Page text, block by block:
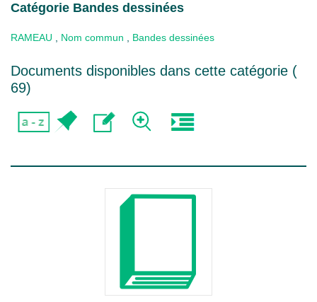
Catégorie Bandes dessinées
RAMEAU Nom commun Bandes dessinées
Documents disponibles dans cette catégorie (
69)